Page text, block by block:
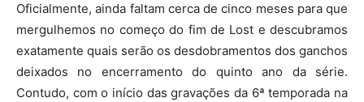
Oficialmente, ainda faltam cerca de cinco meses para que
mergulhemos no começo do fim de Lost e descubramos
exatamente quais serão os desdobramentos dos ganchos
deixados no encerramento do quinto ano da série.
Contudo, com o início das gravações da 6ª temporada na